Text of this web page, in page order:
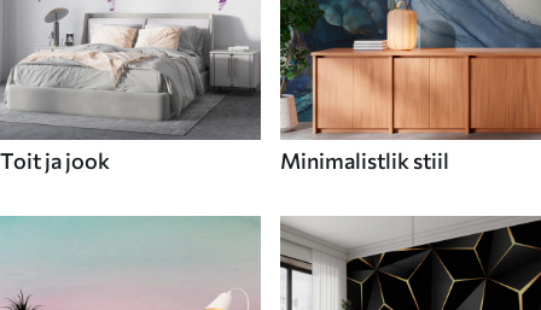
Toit ja jook Minimalistlik stiil